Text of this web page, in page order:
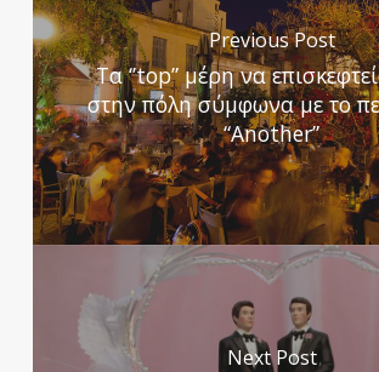
Previous Post
Τα ‘’top” μέρη να
στην πόλη σύμφωνα με το
“Another”
Next Post